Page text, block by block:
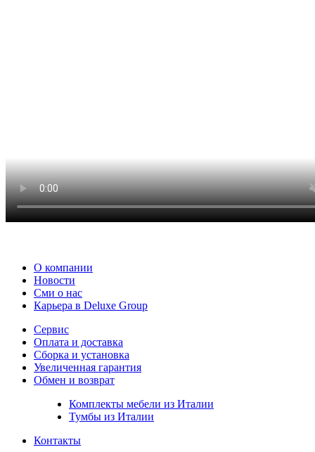
О компании
Новости
Сми о нас
Карьера в Deluxe Group
Сервис
Оплата и доставка
Сборка и установка
Увеличенная гарантия
Обмен и возврат
Комплекты мебели из Италии
Тумбы из Италии
Контакты